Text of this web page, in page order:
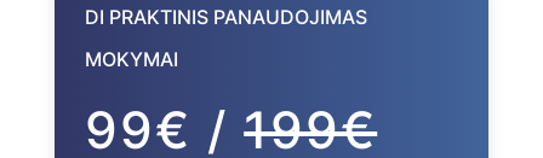
DI PRAKTINIS PANAUDOJIMAS
MOKYMAI
99€ /199€